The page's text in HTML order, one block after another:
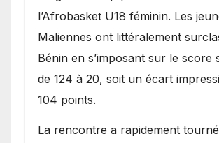
l’Afrobasket U18 féminin. Les
Maliennes ont littéralement
Bénin en s’imposant sur le score
de 124 à 20, soit un écart
104 points.
La rencontre a rapidement